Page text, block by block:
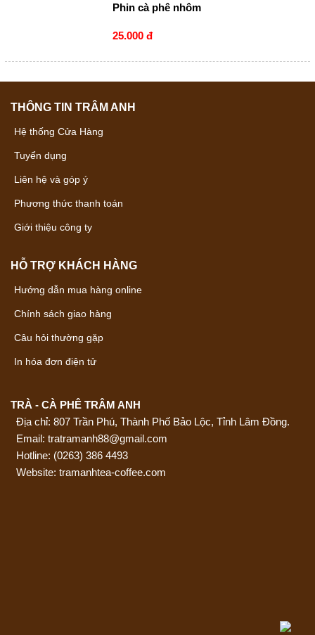
Phin cà phê nhôm
25.000 đ
TRÀ - CÀ PHÊ TRÂM ANH
Địa chỉ: 807 Trần Phú, Thành Phố Bảo Lộc, Tỉnh Lâm Đồng.
Email: tratramanh88@gmail.com
Hotline: (0263) 386 4493
Website: tramanhtea-coffee.com
THÔNG TIN TRÂM ANH
Hệ thống Cửa Hàng
Tuyển dụng
Liên hệ và góp ý
Phương thức thanh toán
Giới thiệu công ty
HỖ TRỢ KHÁCH HÀNG
Hướng dẫn mua hàng online
Chính sách giao hàng
Câu hỏi thường gặp
In hóa đơn điện tử